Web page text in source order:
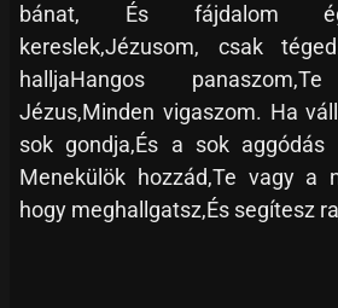
bánat, És fájdalom
kereslek,Jézusom, csak
halljaHangos
Jézus,Minden vigaszom. Ha
sok gondja,És a sok aggódás
Menekülök hozzád,Te vagy a
hogy meghallgatsz,És segítesz